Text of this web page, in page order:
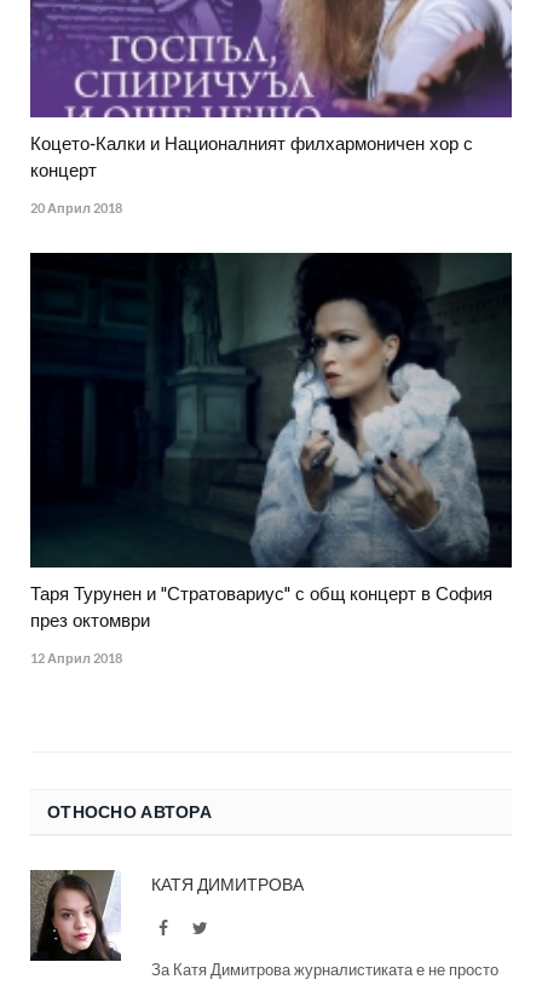
Коцето-Калки и Националният филхармоничен хор с
концерт
20 Април 2018
Таря Турунен и "Стратовариус" с общ концерт в София
през октомври
12 Април 2018
ОТНОСНО АВТОРА
КАТЯ ДИМИТРОВА
FacebookTwitter
За Катя Димитрова журналистиката е не просто